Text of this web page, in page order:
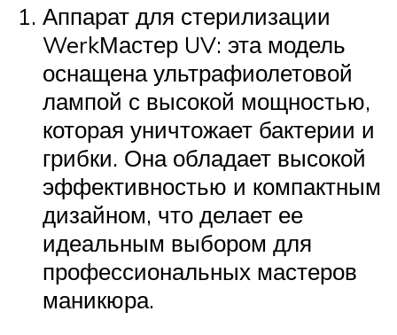
Аппарат для стерилизации
WerkМастер UV: эта модель
оснащена ультрафиолетовой
лампой с высокой мощностью,
которая уничтожает бактерии и
грибки. Она обладает высокой
эффективностью и компактным
дизайном, что делает ее
идеальным выбором для
профессиональных мастеров
маникюра.